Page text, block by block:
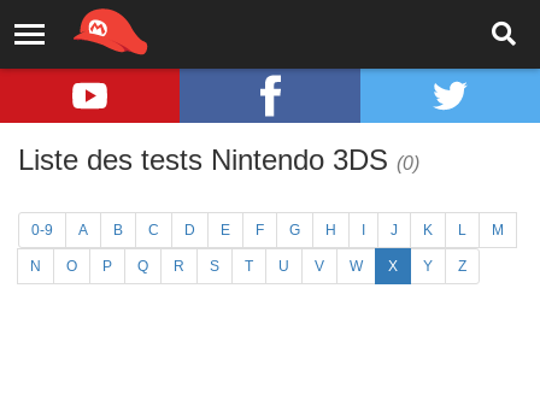
Liste des tests Nintendo 3DS (0)
0-9 A B C D E F G H J K L M
N O P Q R S T U V W X Y Z